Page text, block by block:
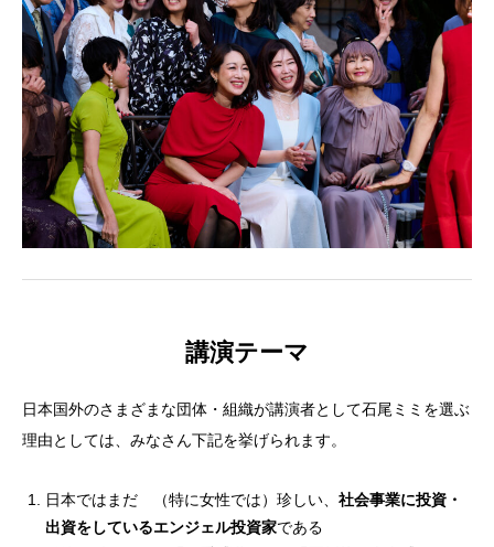
講演テーマ
日本国外のさまざまな団体・組織が講演者として石尾ミミを選ぶ
理由としては、みなさん下記を挙げられます。
日本ではまだ （特に女性では）珍しい、 社会事業に投資・
出資をしているエンジェル投資家である